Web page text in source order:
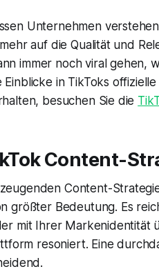
Unternehmen
auf die Qualität und
immer noch viral gehen,
in TikToks
besuchen Sie die
Content-
Content-
größter Bedeutung. Es
mit Ihrer Markenidentität
resoniert. Eine